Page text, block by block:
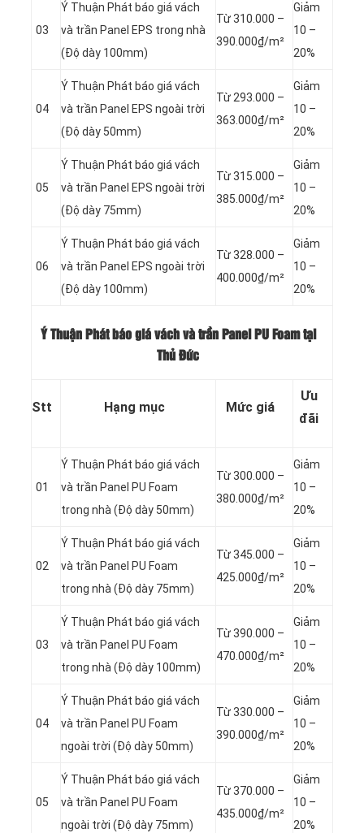
03
Ý Thuận Phát báo giá vách
và trần Panel EPS trong nhà
(Độ dày 100mm)
Từ 310.000 –
390.000₫/m²
Giảm
10 –
20%
04
Ý Thuận Phát báo giá vách
và trần Panel EPS ngoài trời
(Độ dày 50mm)
Từ 293.000 –
363.000₫/m²
Giảm
10 –
20%
05
Ý Thuận Phát báo giá vách
và trần Panel EPS ngoài trời
(Độ dày 75mm)
Từ 315.000 –
385.000₫/m²
Giảm
10 –
20%
06
Ý Thuận Phát báo giá vách
và trần Panel EPS ngoài trời
(Độ dày 100mm)
Từ 328.000 –
400.000₫/m²
Giảm
10 –
20%
Ý Thuận Phát báo giá vách và trần Panel PU Foam tại
Thủ Đức
Stt Hạng mục Mức giá
Ưu
đãi
01
Ý Thuận Phát báo giá vách
và trần Panel PU Foam
trong nhà (Độ dày 50mm)
Từ 300.000 –
380.000₫/m²
Giảm
10 –
20%
02
Ý Thuận Phát báo giá vách
và trần Panel PU Foam
trong nhà (Độ dày 75mm)
Từ 345.000 –
425.000₫/m²
Giảm
10 –
20%
03
Ý Thuận Phát báo giá vách
và trần Panel PU Foam
trong nhà (Độ dày 100mm)
Từ 390.000 –
470.000₫/m²
Giảm
10 –
20%
04
Ý Thuận Phát báo giá vách
và trần Panel PU Foam
ngoài trời (Độ dày 50mm)
Từ 330.000 –
390.000₫/m²
Giảm
10 –
20%
05
Ý Thuận Phát báo giá vách
và trần Panel PU Foam
ngoài trời (Độ dày 75mm)
Từ 370.000 –
435.000₫/m²
Giảm
10 –
20%